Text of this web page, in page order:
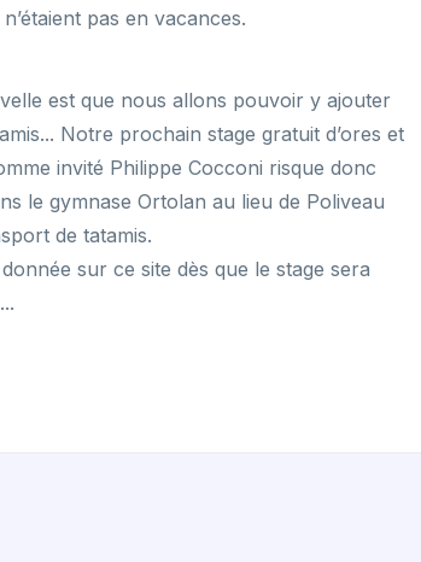
pas en vacances.
est que nous allons pouvoir y ajouter
Notre prochain stage gratuit d’ores et
invité Philippe Cocconi risque donc
le gymnase Ortolan au lieu de Poliveau
de tatamis.
sur ce site dès que le stage sera